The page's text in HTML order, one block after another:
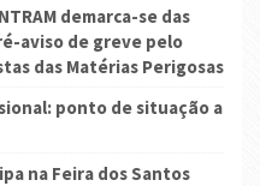
demarca-se das
aviso de greve pelo
das Matérias Perigosas
ponto de situação a
na Feira dos Santos